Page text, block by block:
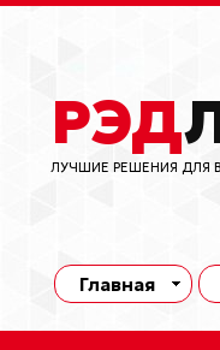
РЭД
ЛУЧШИЕ РЕШЕНИЯ ДЛЯ
Главная